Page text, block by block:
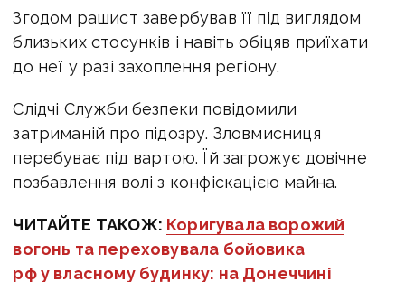
Згодом рашист завербував її під виглядом
близьких стосунків і навіть обіцяв приїхати
до неї у разі захоплення регіону.
Слідчі Служби безпеки повідомили
затриманій про підозру. Зловмисниця
перебуває під вартою. Їй загрожує довічне
позбавлення волі з конфіскацією майна.
ЧИТАЙТЕ ТАКОЖ: Коригувала ворожий
вогонь та переховувала бойовика
рф у власному будинку: на Донеччині